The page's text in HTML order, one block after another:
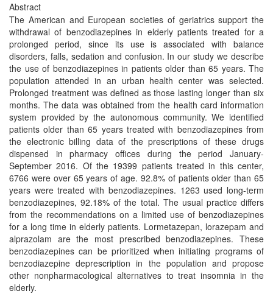
Abstract
The American and European societies of geriatrics support the
withdrawal of benzodiazepines in elderly patients treated for a
prolonged period, since its use is associated with balance
disorders, falls, sedation and confusion. In our study we describe
the use of benzodiazepines in patients older than 65 years. The
population attended in an urban health center was selected.
Prolonged treatment was defined as those lasting longer than six
months. The data was obtained from the health card information
system provided by the autonomous community. We identified
patients older than 65 years treated with benzodiazepines from
the electronic billing data of the prescriptions of these drugs
dispensed in pharmacy offices during the period January-
September 2016. Of the 19399 patients treated in this center,
6766 were over 65 years of age. 92.8% of patients older than 65
years were treated with benzodiazepines. 1263 used long-term
benzodiazepines, 92.18% of the total. The usual practice differs
from the recommendations on a limited use of benzodiazepines
for a long time in elderly patients. Lormetazepan, lorazepam and
alprazolam are the most prescribed benzodiazepines. These
benzodiazepines can be prioritized when initiating programs of
benzodiazepine deprescription in the population and propose
other nonpharmacological alternatives to treat insomnia in the
elderly.